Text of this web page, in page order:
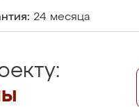
24 месяца